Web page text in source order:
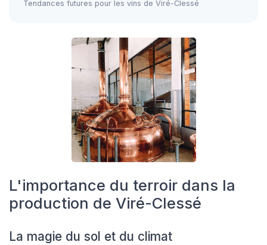
Tendances futures pour les vins de Viré-Clessé
L'importance du terroir dans la
production de Viré-Clessé
La magie du sol et du climat